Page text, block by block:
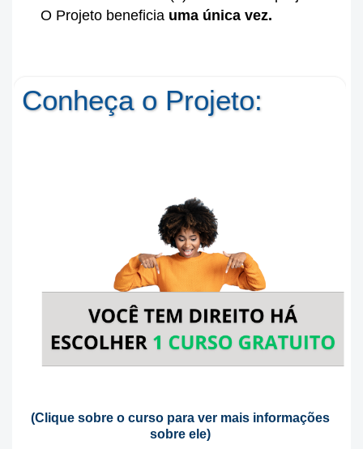
O Projeto beneficia uma única vez.